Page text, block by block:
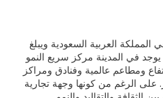
العربية السعودية ويبلغ
ملايين نسمة. يوجد في المدينة مركز سريع النمو
ومطاعم عالمية وفنادق ومراكز
على الرغم من كونها وجهة تجارية